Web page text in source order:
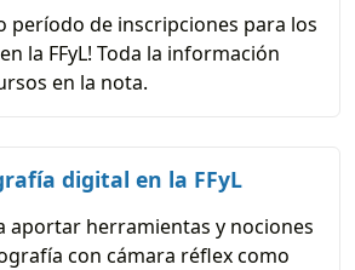
período de inscripciones para los
la FFyL! Toda la información
en la nota.
digital en la FFyL
aportar herramientas y nociones
con cámara réflex como